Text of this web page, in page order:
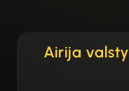
Airija